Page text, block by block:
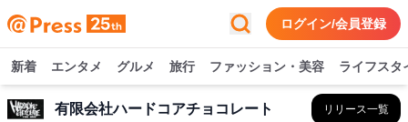
ログイン/会員登録
新着 エンタメ グルメ 旅行 ファッション・美容 ライフスタ
有限会社ハードコアチョコレート リリース一覧